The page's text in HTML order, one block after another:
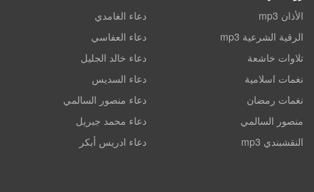
الأذان mp3
الرقية الشرعية mp3
تلاوات خاشعة
نغمات اسلامية
نغمات رمضان
منصور السالمي
النقشبندي mp3
دعاء الغامدي
دعاء العفاسي
دعاء خالد الجليل
دعاء السديس
دعاء منصور السالمي
دعاء محمد جبريل
دعاء ادريس أبكر